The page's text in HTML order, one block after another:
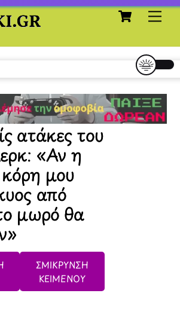
Cart
ατάκες του
«Αν η
μου
από
μωρό θα
ΣΜΙΚΡΥΝΣΗ
ΚΕΙΜΕΝΟΥ